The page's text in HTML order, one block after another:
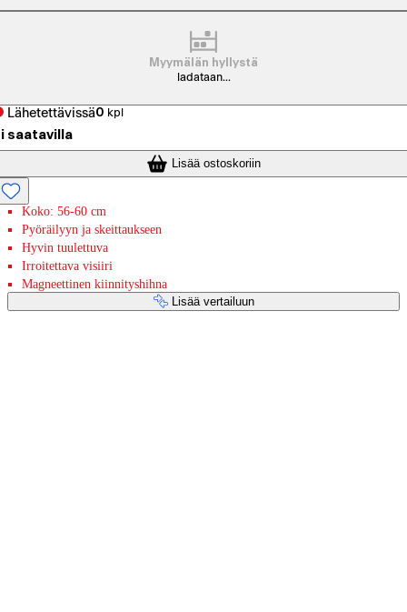
Myymälän hyllystä
ladataan...
Lähetettävissä0 kpl
saatavilla
Lisää ostoskoriin
Koko: 56-60 cm
Pyöräilyyn ja skeittaukseen
Hyvin tuulettuva
Irroitettava visiiri
Magneettinen kiinnityshihna
Lisää vertailuun